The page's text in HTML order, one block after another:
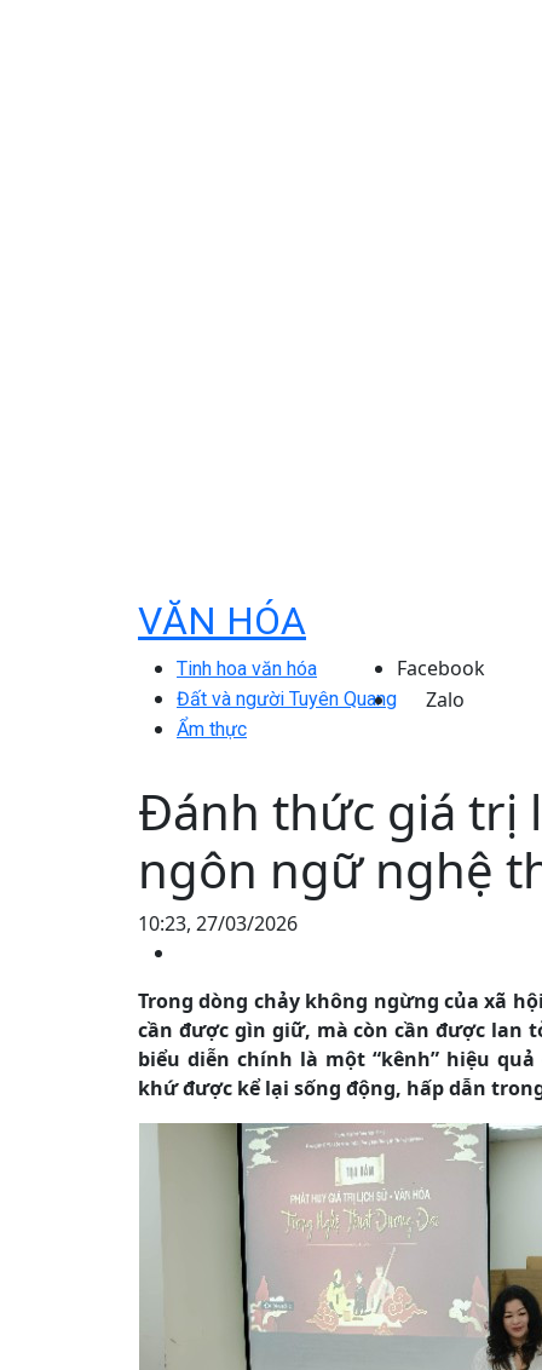
VĂN HÓA
Tinh hoa văn hóa
Đất và người Tuyên Quang
Ẩm thực
Facebook
Zalo
Đánh thức giá trị
ngôn ngữ nghệ
10:23, 27/03/2026
Trong dòng chảy không ngừng của xã
cần được gìn giữ, mà còn cần được lan
biểu diễn chính là một “kênh” hiệu
khứ được kể lại sống động, hấp dẫn